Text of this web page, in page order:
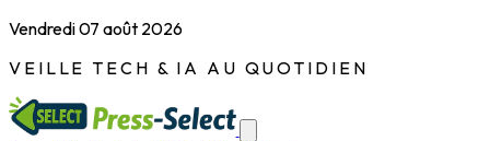
Vendredi 07 août 2026
VEILLE TECH & IA AU QUOTIDIEN